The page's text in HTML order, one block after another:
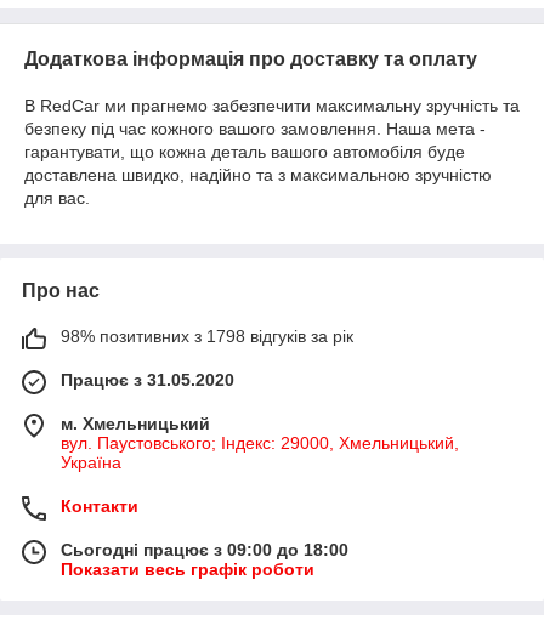
Додаткова інформація про доставку та оплату
В RedCar ми прагнемо забезпечити максимальну зручність та
безпеку під час кожного вашого замовлення. Наша мета -
гарантувати, що кожна деталь вашого автомобіля буде
доставлена швидко, надійно та з максимальною зручністю
для вас.
Про нас
98% позитивних з 1798 відгуків за рік
Працює з 31.05.2020
м. Хмельницький
вул. Паустовського; Індекс: 29000, Хмельницький,
Україна
Контакти
Сьогодні працює з 09:00 до 18:00
Показати весь графік роботи